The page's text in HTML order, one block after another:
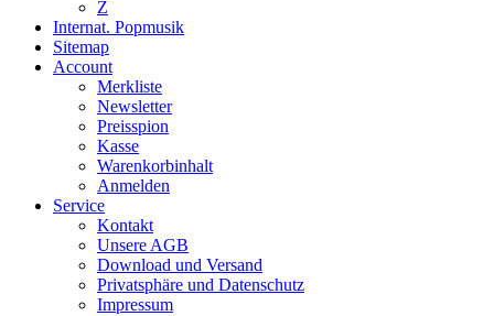
Z
Internat. Popmusik
Sitemap
Account
Merkliste
Newsletter
Preisspion
Kasse
Warenkorbinhalt
Anmelden
Service
Kontakt
Unsere AGB
Download und Versand
Privatsphäre und Datenschutz
Impressum